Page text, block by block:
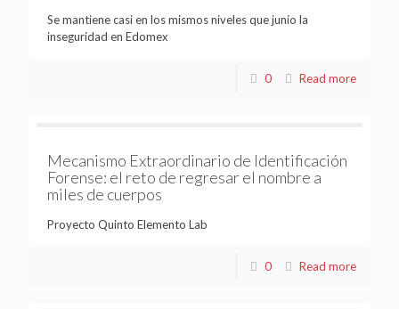
Se mantiene casi en los mismos niveles que junio la
inseguridad en Edomex
0 Read more
Mecanismo Extraordinario de Identificación
Forense: el reto de regresar el nombre a
miles de cuerpos
Proyecto Quinto Elemento Lab
0 Read more